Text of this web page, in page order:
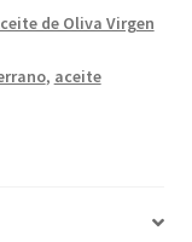
de Oliva Virgen
, aceite